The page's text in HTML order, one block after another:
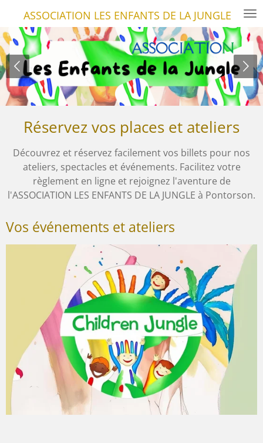
Passer
contenu
principal
ASSOCIATION LES ENFANTS DE LA JUNGLE
Réservez vos places et ateliers
Découvrez et réservez facilement vos billets pour nos
ateliers, spectacles et événements. Facilitez votre
règlement en ligne et rejoignez l'aventure de
l'ASSOCIATION LES ENFANTS DE LA JUNGLE à Pontorson.
Vos événements et ateliers